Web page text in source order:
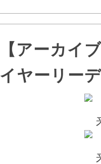
【アーカイ
イヤーリー